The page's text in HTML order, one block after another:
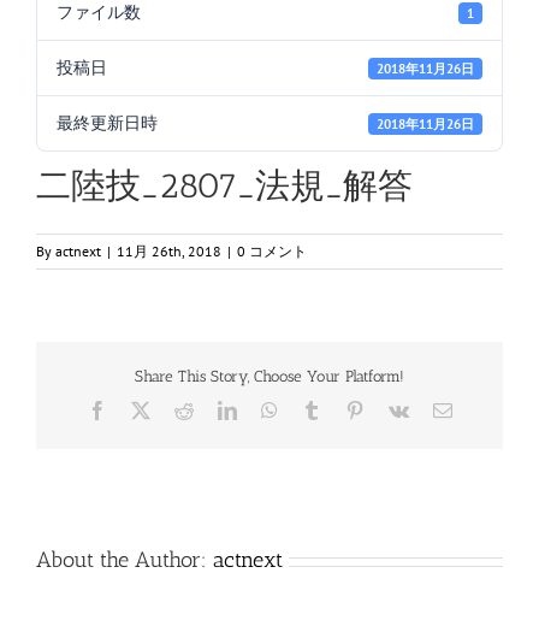
ファイル数 1
投稿日 2018年11月26日
最終更新日時 2018年11月26日
二陸技_2807_法規_解答
By actnext | 11月 26th, 2018 | 0 コメント
Share This Story, Choose Your Platform!
Facebook RedditLinkedInWhatsApp
Tumblr Pinterest
Vk
電
About the Author: actnext